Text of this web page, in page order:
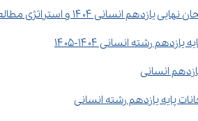
انسانی ۱۴۰۴ و استراتژی مطالعه
رشته انسانی ۱۴۰۴-۱۴۰۵
انسانی
پایه یازدهم رشته انسانی